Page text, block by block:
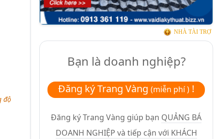
độ
NHÀ TÀI TRỢ
Bạn là doanh nghiệp?
Đăng ký Trang Vàng(miễn phí ) !
Đăng ký Trang Vàng giúp bạn QUẢNG BÁ
DOANH NGHIỆP và tiếp cận với KHÁCH